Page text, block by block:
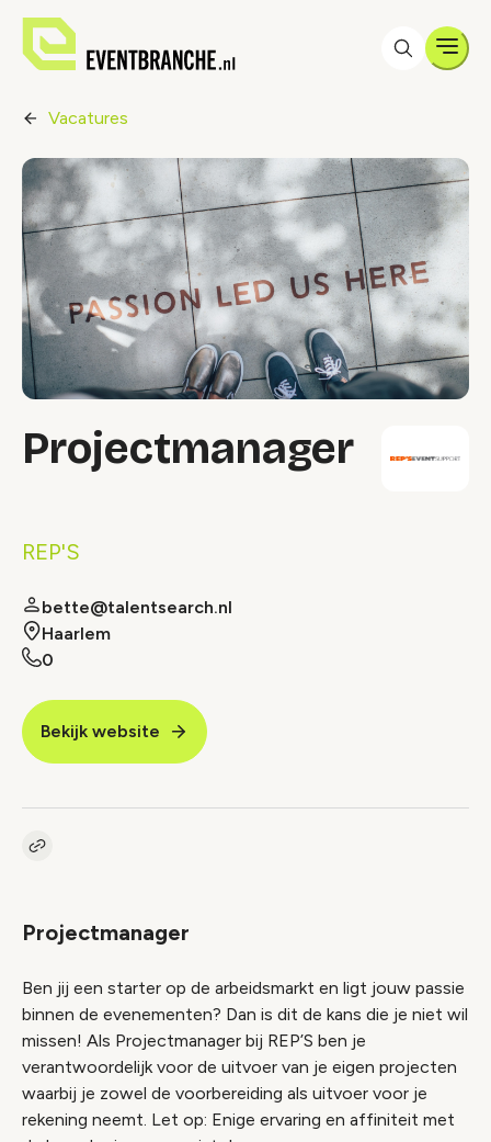
Vacatures
Projectmanager
REP'S
bette@talentsearch.nl
Haarlem
0
Bekijk website
Kopieer link naar vacature
Projectmanager
Ben jij een starter op de arbeidsmarkt en ligt jouw passie
binnen de evenementen? Dan is dit de kans die je niet wil
missen! Als Projectmanager bij REP’S ben je
verantwoordelijk voor de uitvoer van je eigen projecten
waarbij je zowel de voorbereiding als uitvoer voor je
rekening neemt. Let op: Enige ervaring en affiniteit met